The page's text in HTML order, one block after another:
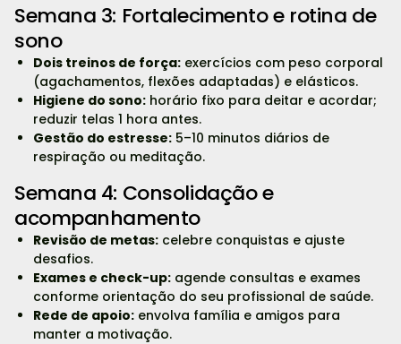
Semana 3: Fortalecimento e rotina de
sono
Dois treinos de força:exercícios com peso corporal
(agachamentos, flexões adaptadas) e elásticos.
Higiene do sono:horário fixo para deitar e acordar;
reduzir telas 1 hora antes.
Gestão do estresse:5–10 minutos diários de
respiração ou meditação.
Semana 4: Consolidação e
acompanhamento
Revisão de metas:celebre conquistas e ajuste
desafios.
Exames e check-up:agende consultas e exames
conforme orientação do seu profissional de saúde.
Rede de apoio:envolva família e amigos para
manter a motivação.